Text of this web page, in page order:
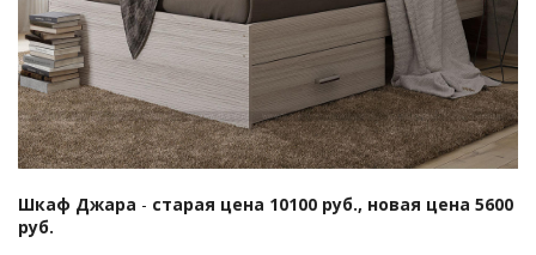
Шкаф Джара - старая цена 10100 руб., новая цена 5600
руб.